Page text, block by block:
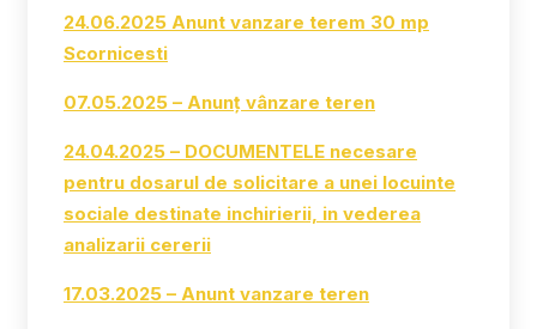
24.06.2025 Anunt vanzare terem 30 mp
Scornicesti
07.05.2025 – Anunț vânzare teren
24.04.2025 – DOCUMENTELE necesare
pentru dosarul de solicitare a unei locuinte
sociale destinate inchirierii, in vederea
analizarii cererii
17.03.2025 – Anunt vanzare teren